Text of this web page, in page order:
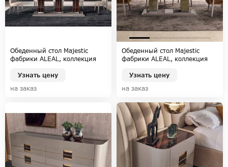
Обеденный стол Majestic
фабрики ALEAL, коллекция
Узнать цену
на заказ
Обеденный стол Majestic
фабрики ALEAL, коллекция
Узнать цену
на заказ